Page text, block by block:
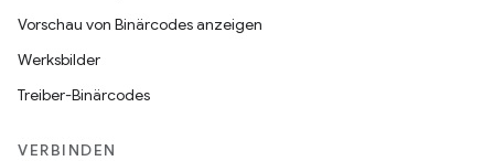
Vorschau von Binärcodes anzeigen
Werksbilder
Treiber-Binärcodes
VERBINDEN